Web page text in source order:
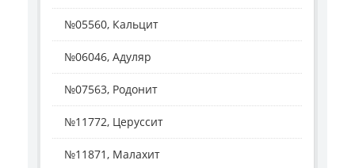
№05560, Кальцит
№06046, Адуляр
№07563, Родонит
№11772, Церуссит
№11871, Малахит